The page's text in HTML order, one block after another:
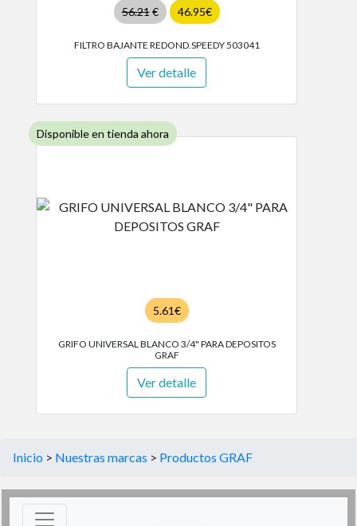
56.21€ 46.95€
FILTRO BAJANTE REDOND.SPEEDY 503041
Ver detalle
Disponible en tienda ahora
5.61€
GRIFO UNIVERSAL BLANCO 3/4" PARA DEPOSITOS
GRAF
Ver detalle
Inicio > Nuestras marcas > Productos GRAF